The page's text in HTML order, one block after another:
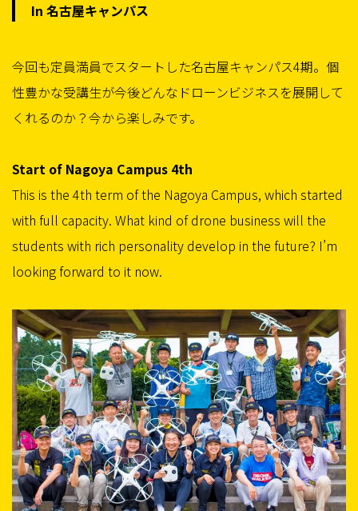
In 名古屋キャンパス
今回も定員満員でスタートした名古屋キャンパス4期。個
性豊かな受講生が今後どんなドローンビジネスを展開して
くれるのか？今から楽しみです。
Start of Nagoya Campus 4th
This is the 4th term of the Nagoya Campus, which started
with full capacity. What kind of drone business will the
students with rich personality develop in the future? I’m
looking forward to it now.